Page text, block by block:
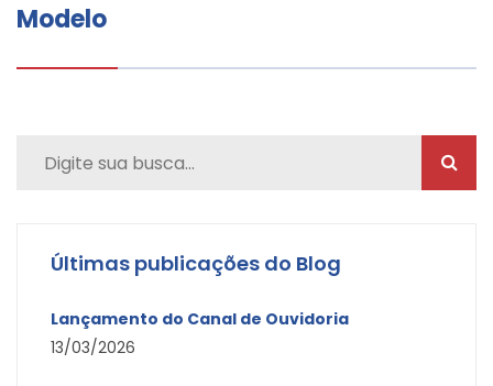
Modelo
Últimas publicações do Blog
Lançamento do Canal de Ouvidoria
13/03/2026